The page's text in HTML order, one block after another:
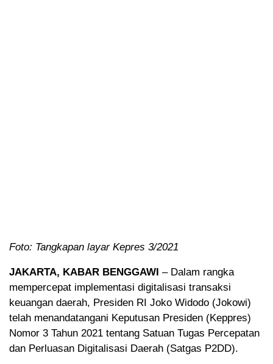
Foto: Tangkapan layar Kepres 3/2021
JAKARTA, KABAR BENGGAWI – Dalam rangka
mempercepat implementasi digitalisasi transaksi
keuangan daerah, Presiden RI Joko Widodo (Jokowi)
telah menandatangani Keputusan Presiden (Keppres)
Nomor 3 Tahun 2021 tentang Satuan Tugas Percepatan
dan Perluasan Digitalisasi Daerah (Satgas P2DD).